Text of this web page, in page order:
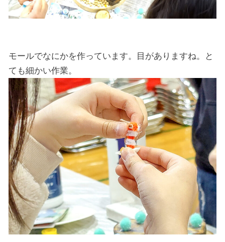
モールでなにかを作っています。目がありますね。と
ても細かい作業。